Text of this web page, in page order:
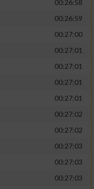
00:26:58
00:26:59
00:27:00
00:27:01
00:27:01
00:27:01
00:27:01
00:27:02
00:27:02
00:27:03
00:27:03
00:27:03